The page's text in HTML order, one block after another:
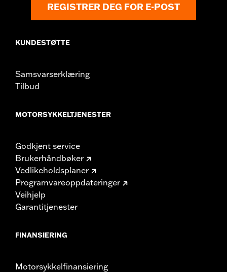
REGISTRER DEG FOR E-POST
KUNDESTØTTE
Samsvarserklæring
Tilbud
MOTORSYKKELTJENESTER
Godkjent service
Brukerhåndbøker
Vedlikeholdsplaner
Programvareoppdateringer
Veihjelp
Garantitjenester
FINANSIERING
Motorsykkelfinansiering